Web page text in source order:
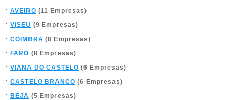
AVEIRO (11 Empresas)
VISEU (9 Empresas)
COIMBRA (8 Empresas)
FARO (8 Empresas)
VIANA DO CASTELO (6 Empresas)
CASTELO BRANCO (6 Empresas)
BEJA (5 Empresas)